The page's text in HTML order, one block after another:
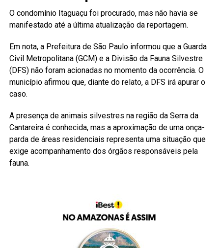
O condomínio Itaguaçu foi procurado, mas não havia se
manifestado até a última atualização da reportagem.
Em nota, a Prefeitura de São Paulo informou que a Guarda
Civil Metropolitana (GCM) e a Divisão da Fauna Silvestre
(DFS) não foram acionadas no momento da ocorrência. O
município afirmou que, diante do relato, a DFS irá apurar o
caso.
A presença de animais silvestres na região da Serra da
Cantareira é conhecida, mas a aproximação de uma onça-
parda de áreas residenciais representa uma situação que
exige acompanhamento dos órgãos responsáveis pela
fauna.